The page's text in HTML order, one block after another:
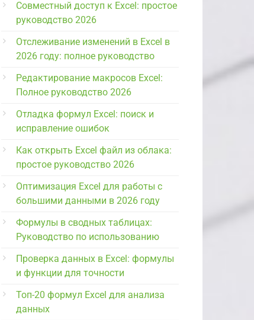
Совместный доступ к Excel: простое
руководство 2026
Отслеживание изменений в Excel в
2026 году: полное руководство
Редактирование макросов Excel:
Полное руководство 2026
Отладка формул Excel: поиск и
исправление ошибок
Как открыть Excel файл из облака:
простое руководство 2026
Оптимизация Excel для работы с
большими данными в 2026 году
Формулы в сводных таблицах:
Руководство по использованию
Проверка данных в Excel: формулы
и функции для точности
Топ-20 формул Excel для анализа
данных